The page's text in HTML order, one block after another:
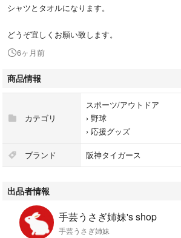
シャツとタオルになります。
どうぞ宜しくお願い致します。
6ヶ月前
商品情報
カテゴリ
スポーツ/アウトドア
› 野球
› 応援グッズ
ブランド 阪神タイガース
出品者情報
手芸うさぎ姉妹's shop
手芸うさぎ姉妹